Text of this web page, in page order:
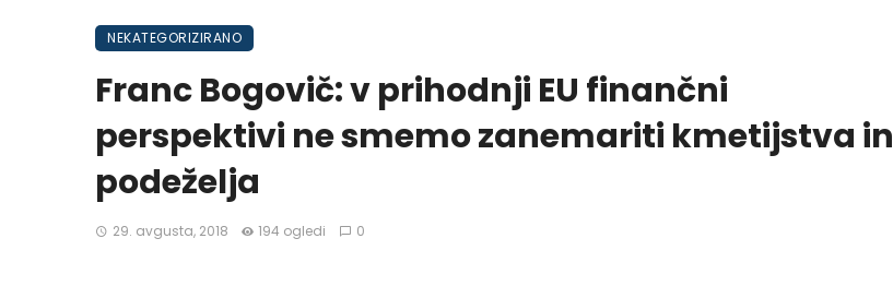
NEKATEGORIZIRANO
Franc Bogovič: v prihodnji EU finančni
perspektivi ne smemo zanemariti kmetijstva in
podeželja
29. avgusta, 2018 194 ogledi 0